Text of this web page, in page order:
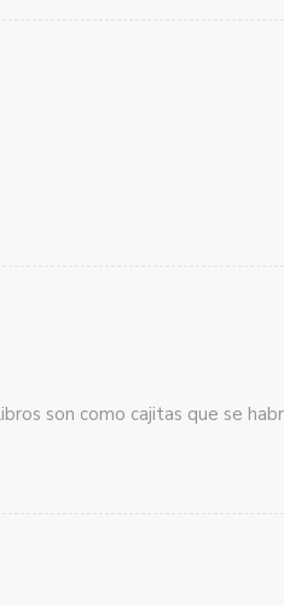
son como cajitas que se